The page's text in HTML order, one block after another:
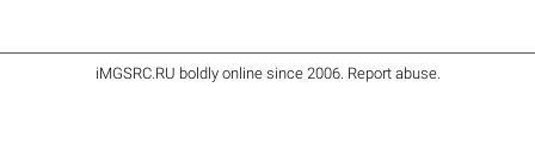
iMGSRC.RU boldly online since 2006. Report abuse.